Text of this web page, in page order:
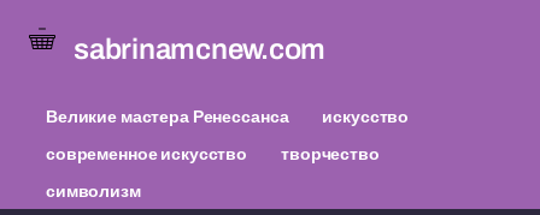
sabrinamcnew.com
Великие мастера Ренессанса
искусство
современное искусство
творчество
символизм